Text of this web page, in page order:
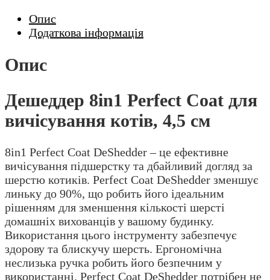
Опис
Додаткова інформація
Опис
Дешеддер 8in1 Perfect Coat для
вичісування котів, 4,5 см
8in1 Perfect Coat DeShedder – це ефективне
вичісування підшерстку та дбайливий догляд за
шерстю котиків. Perfect Coat DeShedder зменшує
линьку до 90%, що робить його ідеальним
рішенням для зменшення кількості шерсті
домашніх вихованців у вашому будинку.
Використання цього інструменту забезпечує
здорову та блискучу шерсть. Ергономічна
неслизька ручка робить його безпечним у
використанні. Perfect Coat DeShedder потрібен не